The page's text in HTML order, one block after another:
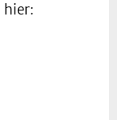
hier: